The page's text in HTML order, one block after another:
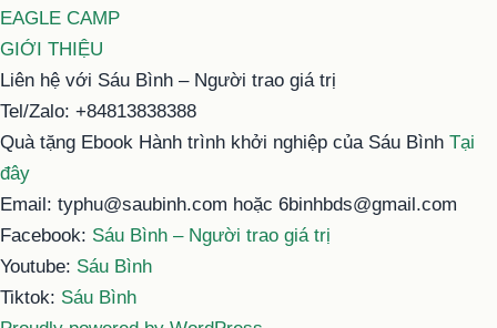
EAGLE CAMP
GIỚI THIỆU
Liên hệ với Sáu Bình – Người trao giá trị
Tel/Zalo: +84813838388
Quà tặng Ebook Hành trình khởi nghiệp của Sáu Bình Tại
đây
Email: typhu@saubinh.com hoặc 6binhbds@gmail.com
Facebook: Sáu Bình – Người trao giá trị
Youtube: Sáu Bình
Tiktok: Sáu Bình